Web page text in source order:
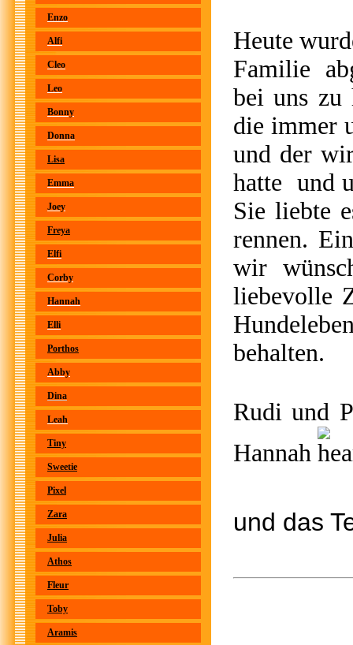
Enzo
Alfi
Cleo
Leo
Bonny
Donna
Lisa
Emma
Joey
Freya
Elfi
Corby
Hannah
Elli
Porthos
Abby
Dina
Leah
Tiny
Sweetie
Pixel
Zara
Julia
Athos
Fleur
Toby
Aramis
Heute
Familie
bei uns zu
die immer
und der
hatte und
Sie liebte
rennen.
wir
liebevolle
behalten.
Rudi und
Hannah
und das